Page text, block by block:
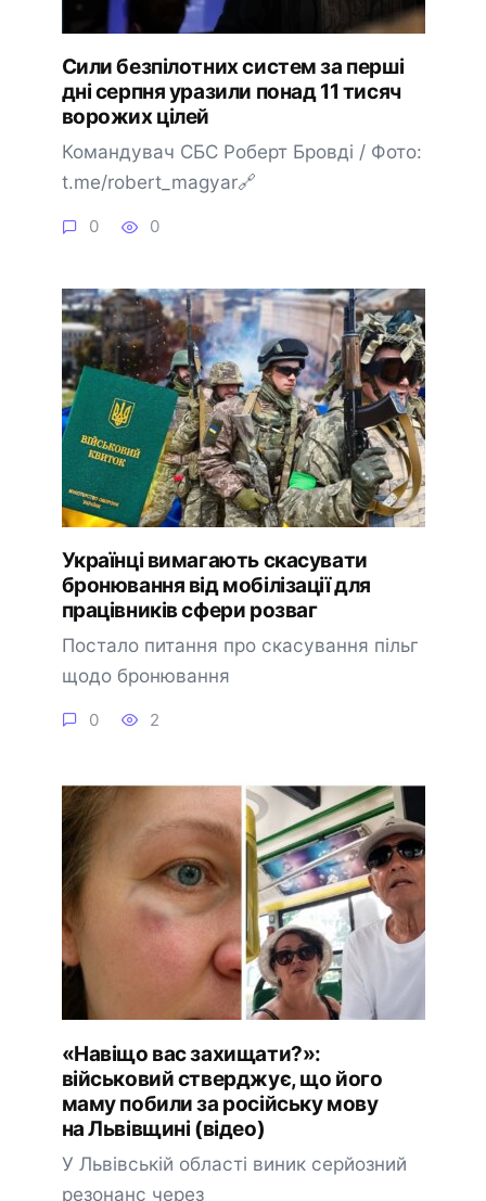
Сили безпілотних систем за перші
дні серпня уразили понад 11 тисяч
ворожих цілей
Командувач СБС Роберт Бровді / Фото:
t.me/robert_magyar🔗
0 0
Українці вимагають скасувати
бронювання від мобілізації для
працівників сфери розваг
Постало питання про скасування пільг
щодо бронювання
0 2
«Навіщо вас захищати?»:
військовий стверджує, що його
маму побили за російську мову
на Львівщині (відео)
У Львівській області виник серйозний
резонанс через